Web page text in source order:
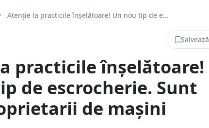
• Atenție la practicile înșelătoare! Un nou tip de e...
Salvează
practicile înșelătoare!
de escrocherie. Sunt
de mașini